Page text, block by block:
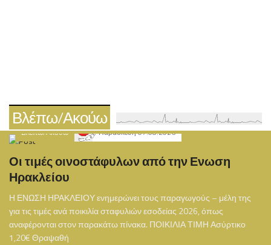
Βλέπω/Ακούω
Βλέπω/Ακούω Παρασκευή 07.08.2026
Οι τιμές οινοστάφυλων από την Ενωση
Ηρακλείου
Η ΕΝΩΣΗ ΗΡΑΚΛΕΙΟΥ ενημερώνει τους παραγωγούς – μέλη της
για τις τιμές ανά ποικιλία σταφυλιών εσοδείας 2026, όπως
αναφέρονται στον παρακάτω πίνακα. ΠΟΙΚΙΛΙΑ ΤΙΜΗ Ασύρτικο
1,20€ Θραψαθή